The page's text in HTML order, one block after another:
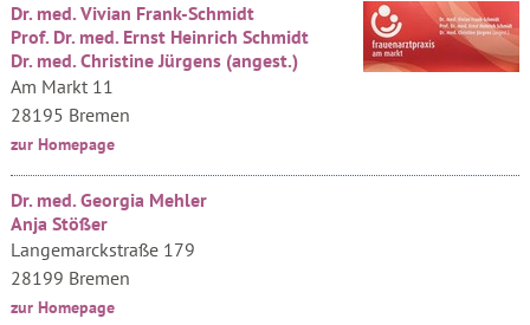
Dr. med. Vivian Frank-Schmidt
Prof. Dr. med. Ernst Heinrich Schmidt
Dr. med. Christine Jürgens (angest.)
Am Markt 11
28195 Bremen
zur Homepage
Dr. med. Georgia Mehler
Anja Stößer
Langemarckstraße 179
28199 Bremen
zur Homepage